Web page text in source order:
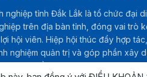
nghiệp tỉnh Đắk Lắk là tổ chức đại
trên địa bàn tỉnh, đóng vai trò
hội viên. Hiệp hội thúc đẩy hợp
nghiệm quản trị và góp phần xây
bạch, bền vững, hướng tới sự phát